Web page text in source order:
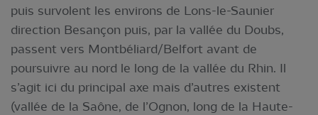
puis survolent les environs de Lons-le-Saunier
direction Besançon puis, par la vallée du Doubs,
passent vers Montbéliard/Belfort avant de
poursuivre au nord le long de la vallée du Rhin. Il
s’agit ici du principal axe mais d’autres existent
(vallée de la Saône, de l’Ognon, long de la Haute-